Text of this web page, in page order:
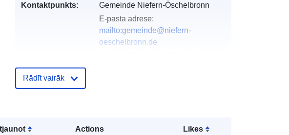
Actions Likes
Kontaktpunkts:
Gemeinde Niefern-Öschelbronn
E-pasta adrese:
mailto:gemeinde@niefern-
oeschelbronn.de
ieraksts:
2026
Rādīt vairāk